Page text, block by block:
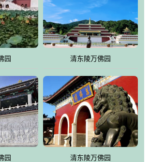
林景观构成其外部形象。通过墓园建设与造
操作，建成一处特色鲜明、服务周全、环境优
与周边文物古迹交相呼应的极具吸引力的花园
亩，目前完成投资近12亿元人民币，园区采
求与世界文化遗产地清东陵的和谐统一，在园
与景区建设的有机融合，充分发挥独一无二
代艺术园林，建设旅游景观、寺庙、酒店等综
陵园经营，使企业的多元化经营项目相互依
化覆盖率达90%。
位3万个；主体建筑金宝塔，墓位容量8万个，
需求，为客户提供墓碑设计制作服务、特色
园 清东陵万佛园
园 清东陵万佛园